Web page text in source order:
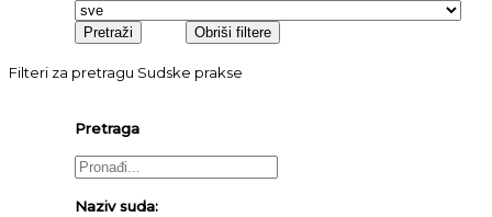
Filteri za pretragu Sudske prakse
Pretraga
Naziv suda: